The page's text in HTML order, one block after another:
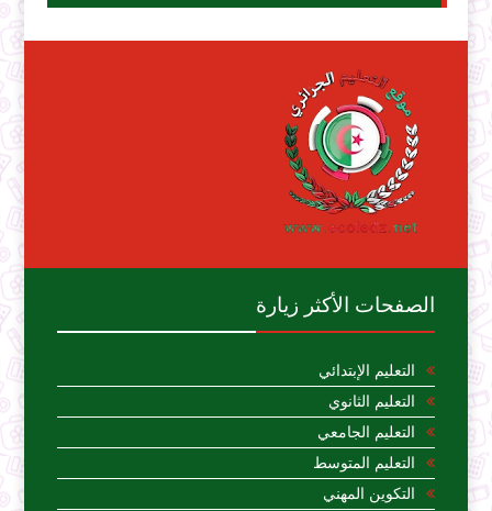
الصفحات الأكثر زيارة
التعليم الإبتدائي
التعليم الثانوي
التعليم الجامعي
التعليم المتوسط
التكوين المهني